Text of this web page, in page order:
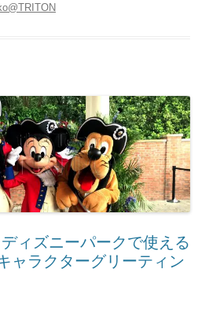
ィズニーパークで使える
ャラクターグリーティン